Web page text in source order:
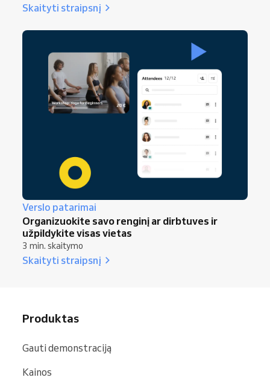
Skaityti straipsnį
Verslo patarimai
Organizuokite savo renginį ar dirbtuves ir
užpildykite visas vietas
3 min. skaitymo
Skaityti straipsnį
Produktas
Gauti demonstraciją
Kainos